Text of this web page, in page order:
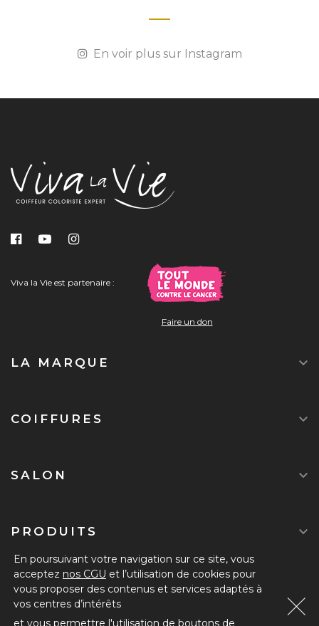
En voir plus sur Instagram
Viva la Vie est partenaire :
Faire un don
LA MARQUE 
COIFFURES 
SALON 
PRODUITS 
DEVENIR ADHÉRENT
En poursuivant votre navigation sur ce site, vous
acceptez nos CGU et l’utilisation de cookies pour
vous proposer des contenus et services adaptés à
vos centres d’intérêts
et vous permettre l'utilisation de boutons de